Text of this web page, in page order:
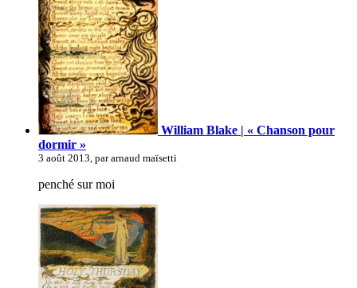
William Blake | « Chanson pour
dormir »
3 août 2013, par arnaud maïsetti
penché sur moi